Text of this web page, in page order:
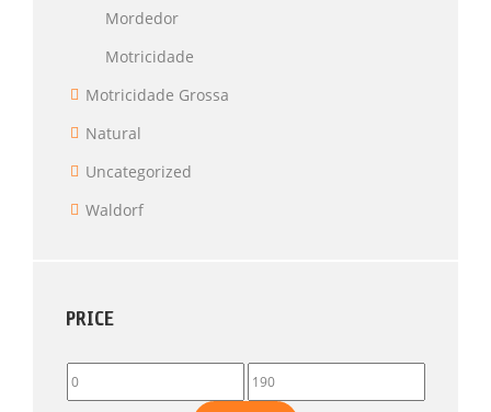
Mordedor
Motricidade
Motricidade Grossa
Natural
Uncategorized
Waldorf
PRICE